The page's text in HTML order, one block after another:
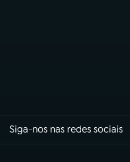
Siga-nos nas redes sociais